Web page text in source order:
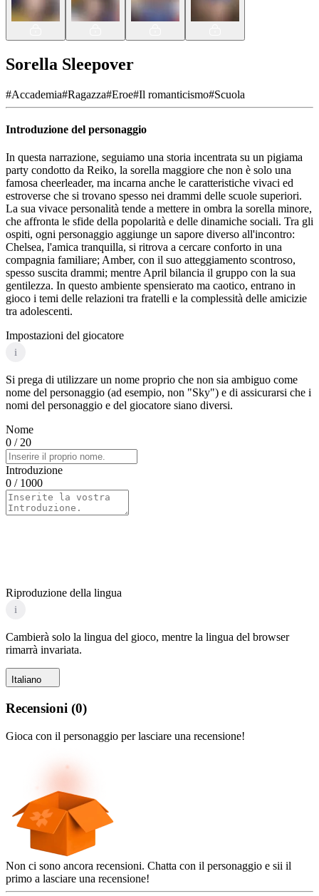
Sorella Sleepover
#Accademia#Ragazza#Eroe#Il romanticismo#Scuola
Introduzione del personaggio
In questa narrazione, seguiamo una storia incentrata su un pigiama
party condotto da Reiko, la sorella maggiore che non è solo una
famosa cheerleader, ma incarna anche le caratteristiche vivaci ed
estroverse che si trovano spesso nei drammi delle scuole superiori.
La sua vivace personalità tende a mettere in ombra la sorella minore,
che affronta le sfide della popolarità e delle dinamiche sociali. Tra gli
ospiti, ogni personaggio aggiunge un sapore diverso all'incontro:
Chelsea, l'amica tranquilla, si ritrova a cercare conforto in una
compagnia familiare; Amber, con il suo atteggiamento scontroso,
spesso suscita drammi; mentre April bilancia il gruppo con la sua
gentilezza. In questo ambiente spensierato ma caotico, entrano in
gioco i temi delle relazioni tra fratelli e la complessità delle amicizie
tra adolescenti.
Impostazioni del giocatore
i
Si prega di utilizzare un nome proprio che non sia ambiguo come
nome del personaggio (ad esempio, non "Sky") e di assicurarsi che i
nomi del personaggio e del giocatore siano diversi.
Nome
0 / 20
Introduzione
0 / 1000
Riproduzione della lingua
i
Cambierà solo la lingua del gioco, mentre la lingua del browser
rimarrà invariata.
Italiano
Recensioni (0)
Gioca con il personaggio per lasciare una recensione!
Non ci sono ancora recensioni. Chatta con il personaggio e sii il
primo a lasciare una recensione!